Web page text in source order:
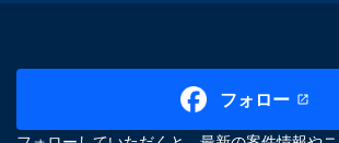
フォロー